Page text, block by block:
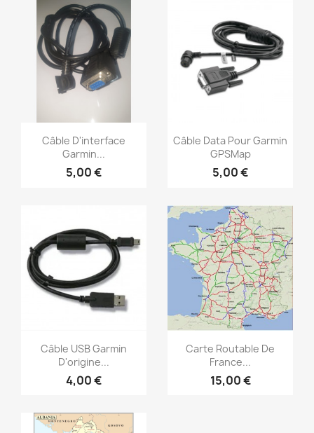
Aperçu rapide
Câble D'interface
Garmin...
5,00 €
Aperçu rapide
Câble Data Pour Garmin
GPSMap
5,00 €
Aperçu rapide
Câble USB Garmin
D'origine...
4,00 €
Aperçu rapide
Carte Routable De
France...
15,00 €